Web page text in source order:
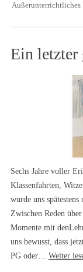
Außerunterrichtliches
Ein letzter
Sechs Jahre voller
Klassenfahrten,
wurde uns
Zwischen Reden
Momente mit
uns bewusst, dass
PG oder… Weiter